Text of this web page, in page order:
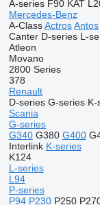
A-series F90 KAT
Mercedes-Benz
A-Class Actros Antos
Canter D-series L-
Atleon
Movano
2800 Series
378
Renault
D-series G-series K-
Scania
G-series
G340 G380 G400
Interlink K-series
K124
L-series
L94
P-series
P94 P230 P250